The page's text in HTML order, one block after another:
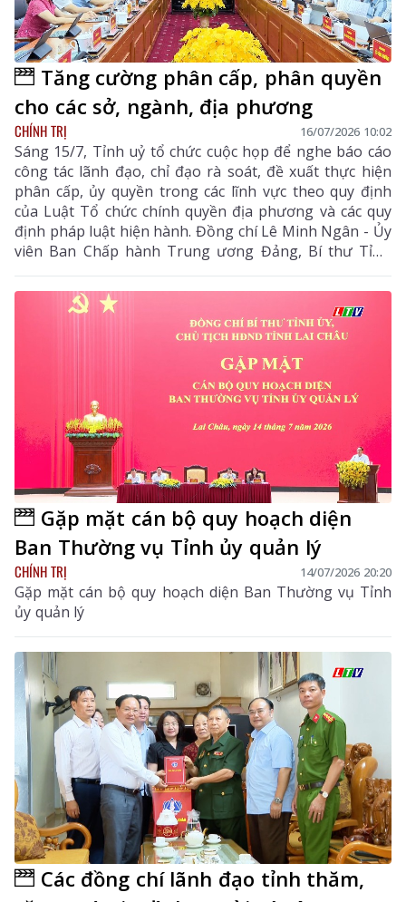
Tăng cường phân cấp, phân quyền
cho các sở, ngành, địa phương
CHÍNH TRỊ 16/07/2026 10:02
Sáng 15/7, Tỉnh uỷ tổ chức cuộc họp để nghe báo cáo
công tác lãnh đạo, chỉ đạo rà soát, đề xuất thực hiện
phân cấp, ủy quyền trong các lĩnh vực theo quy định
của Luật Tổ chức chính quyền địa phương và các quy
định pháp luật hiện hành. Đồng chí Lê Minh Ngân - Ủy
viên Ban Chấp hành Trung ương Đảng, Bí thư Tỉnh
uỷ, Chủ tịch HĐND tỉnh chủ trì cuộc họp.
Gặp mặt cán bộ quy hoạch diện
Ban Thường vụ Tỉnh ủy quản lý
CHÍNH TRỊ 14/07/2026 20:20
Gặp mặt cán bộ quy hoạch diện Ban Thường vụ Tỉnh
ủy quản lý
Các đồng chí lãnh đạo tỉnh thăm,